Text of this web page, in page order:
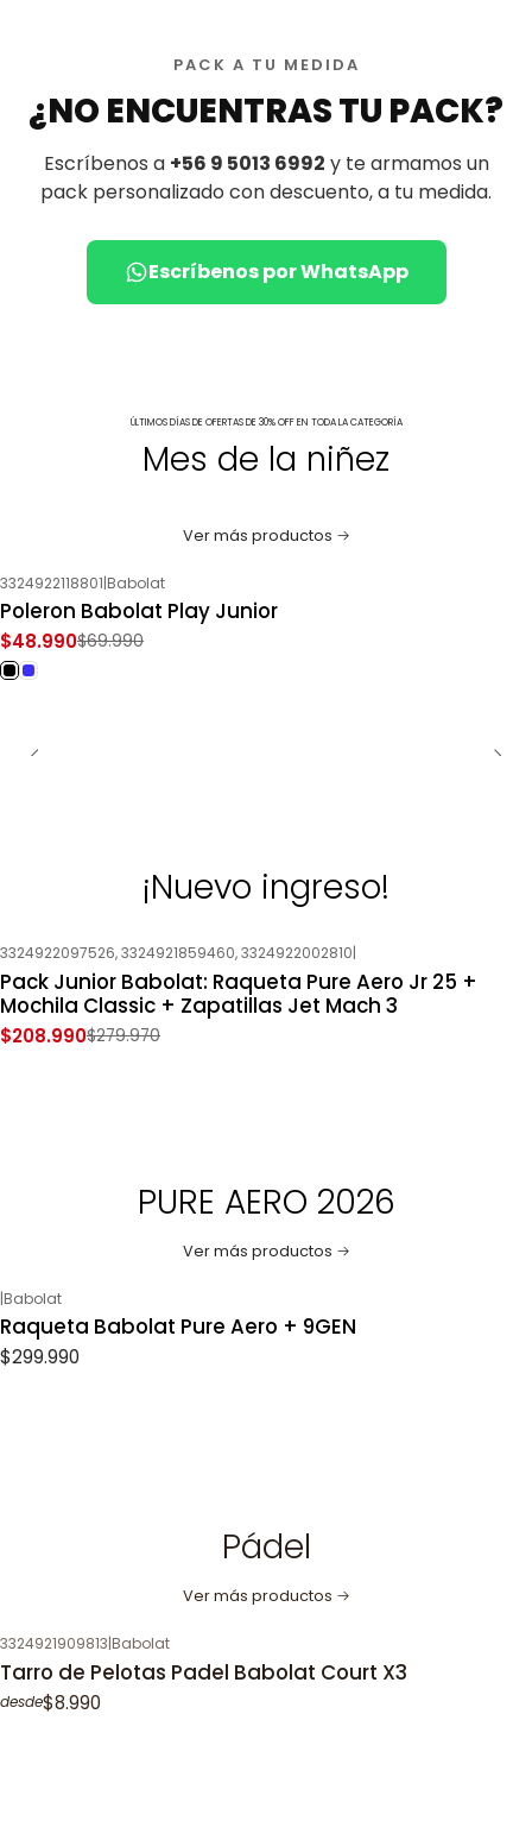
PACK A TU MEDIDA
¿NO ENCUENTRAS TU PACK?
Escríbenos a +56 9 5013 6992 y te armamos un
pack personalizado con descuento, a tu medida.
Escríbenos por WhatsApp
ÚLTIMOS DÍAS DE OFERTAS DE 30% OFF EN TODA LA CATEGORÍA
Mes de la niñez
Ver más productos
-30%OFF
3324922118801|Babolat
Poleron Babolat Play Junior
$48.990$69.990
¡Nuevo ingreso!
-25% OFF
Nuevo
3324922097526, 3324921859460, 3324922002810|
Pack Junior Babolat: Raqueta Pure Aero Jr 25 +
Mochila Classic + Zapatillas Jet Mach 3
$208.990$279.970
PURE AERO 2026
Ver más productos
|Babolat
Raqueta Babolat Pure Aero + 9GEN
$299.990
Pádel
Ver más productos
3324921909813|Babolat
Tarro de Pelotas Padel Babolat Court X3
desde$8.990